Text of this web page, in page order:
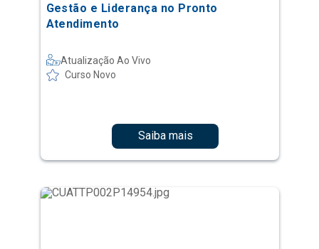
Gestão e Liderança no Pronto
Atendimento
Atualização Ao Vivo
Curso Novo
Saiba mais